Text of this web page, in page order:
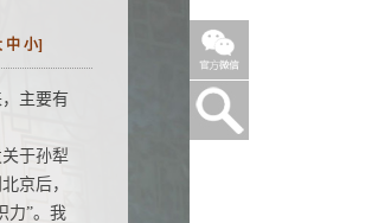
中 小]
主要有
于孙犁
京后，
力”。我